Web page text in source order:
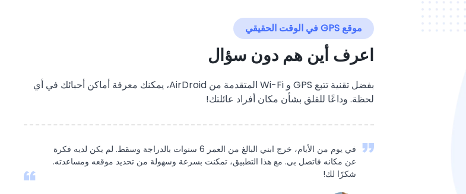
موقع GPS في الوقت الحقيقي
اعرف أين هم دون سؤال
بفضل تقنية تتبع GPS و Wi-Fi المتقدمة من AirDroid، يمكنك معرفة أماكن أحبائك في أي
لحظة. وداعًا للقلق بشأن مكان أفراد عائلتك!
في يوم من الأيام، خرج ابني البالغ من العمر 6 سنوات بالدراجة وسقط. لم يكن لديه فكرة
عن مكانه فاتصل بي. مع هذا التطبيق، تمكنت بسرعة وسهولة من تحديد موقعه ومساعدته.
شكرًا لك!